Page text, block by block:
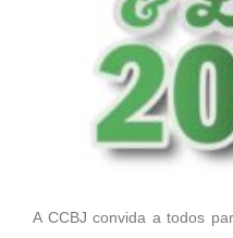
A CCBJ convida a todos